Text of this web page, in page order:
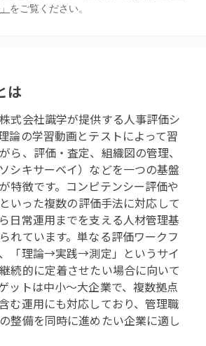
をご覧ください。
は
式会社識学が提供する人事評価シ
論の学習動画とテストによって習
ら、評価・査定、組織図の管理、
シキサーベイ）などを一つの基盤
特徴です。コンピテンシー評価や
いった複数の評価手法に対応して
日常運用までを支える人材管理基
れています。単なる評価ワークフ
「理論→実践→測定」というサイ
続的に定着させたい場合に向いて
ットは中小〜大企業で、複数拠点
む運用にも対応しており、管理職
整備を同時に進めたい企業に適し